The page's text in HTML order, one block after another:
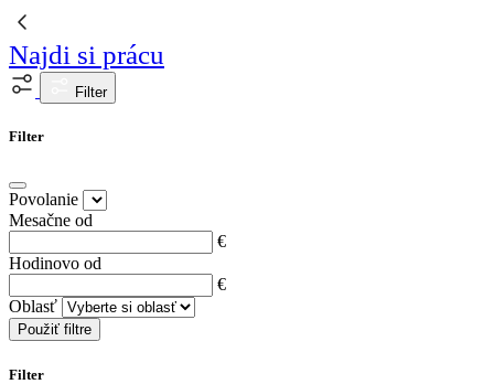
Najdi si prácu
Filter
Filter
Povolanie
Mesačne od
€
Hodinovo od
€
Oblasť
Použiť filtre
Filter